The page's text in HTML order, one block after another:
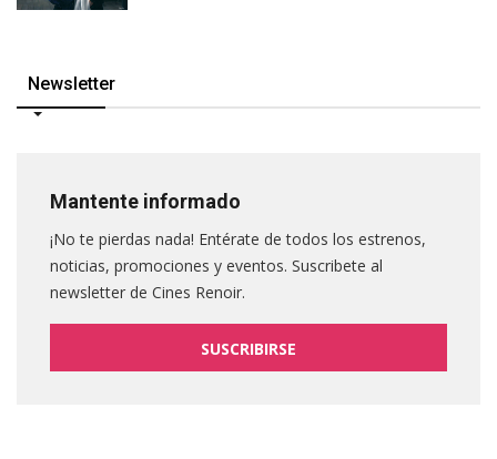
Newsletter
Mantente informado
¡No te pierdas nada! Entérate de todos los estrenos,
noticias, promociones y eventos. Suscribete al
newsletter de Cines Renoir.
SUSCRIBIRSE